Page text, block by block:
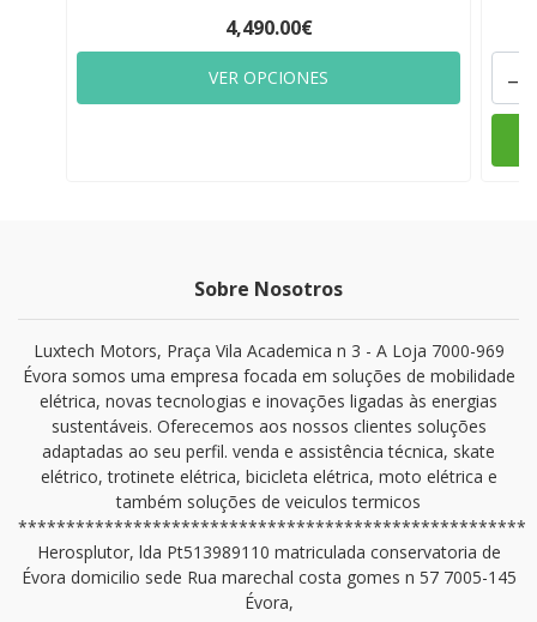
4,490.00€
VER OPCIONES -
Sobre Nosotros
Luxtech Motors, Praça Vila Academica n 3 - A Loja 7000-969
Évora somos uma empresa focada em soluções de mobilidade
elétrica, novas tecnologias e inovações ligadas às energias
sustentáveis. Oferecemos aos nossos clientes soluções
adaptadas ao seu perfil. venda e assistência técnica, skate
elétrico, trotinete elétrica, bicicleta elétrica, moto elétrica e
também soluções de veiculos termicos
*****************************************************
Herosplutor, lda Pt513989110 matriculada conservatoria de
Évora domicilio sede Rua marechal costa gomes n 57 7005-145
Évora,